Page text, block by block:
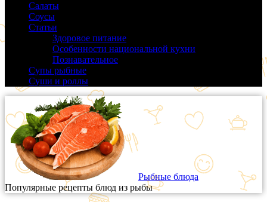
Салаты
Соусы
Статьи
Здоровое питание
Особенности национальной кухни
Познавательное
Супы рыбные
Суши и роллы
Рыбные блюда
Популярные рецепты блюд из рыбы